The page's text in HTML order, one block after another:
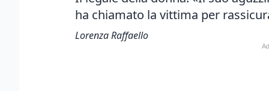
ha chiamato la vittima per
Lorenza Raffaello